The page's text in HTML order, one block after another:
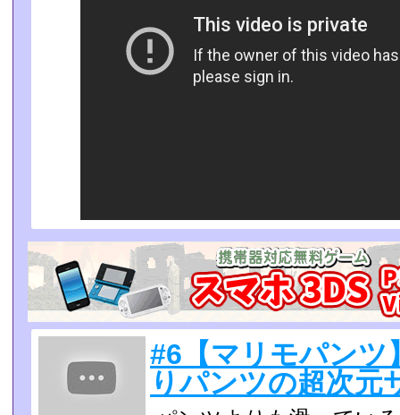
#6【マリモパンツ
りパンツの超次元